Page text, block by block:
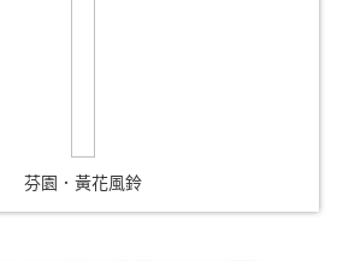
芬園．黃花風鈴